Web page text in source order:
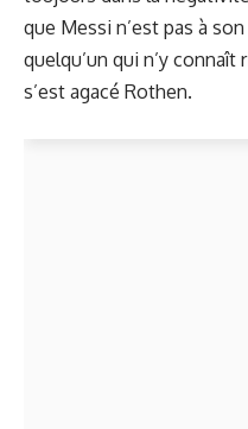
que Messi n’est pas à
quelqu’un qui n’y
s’est agacé Rothen.